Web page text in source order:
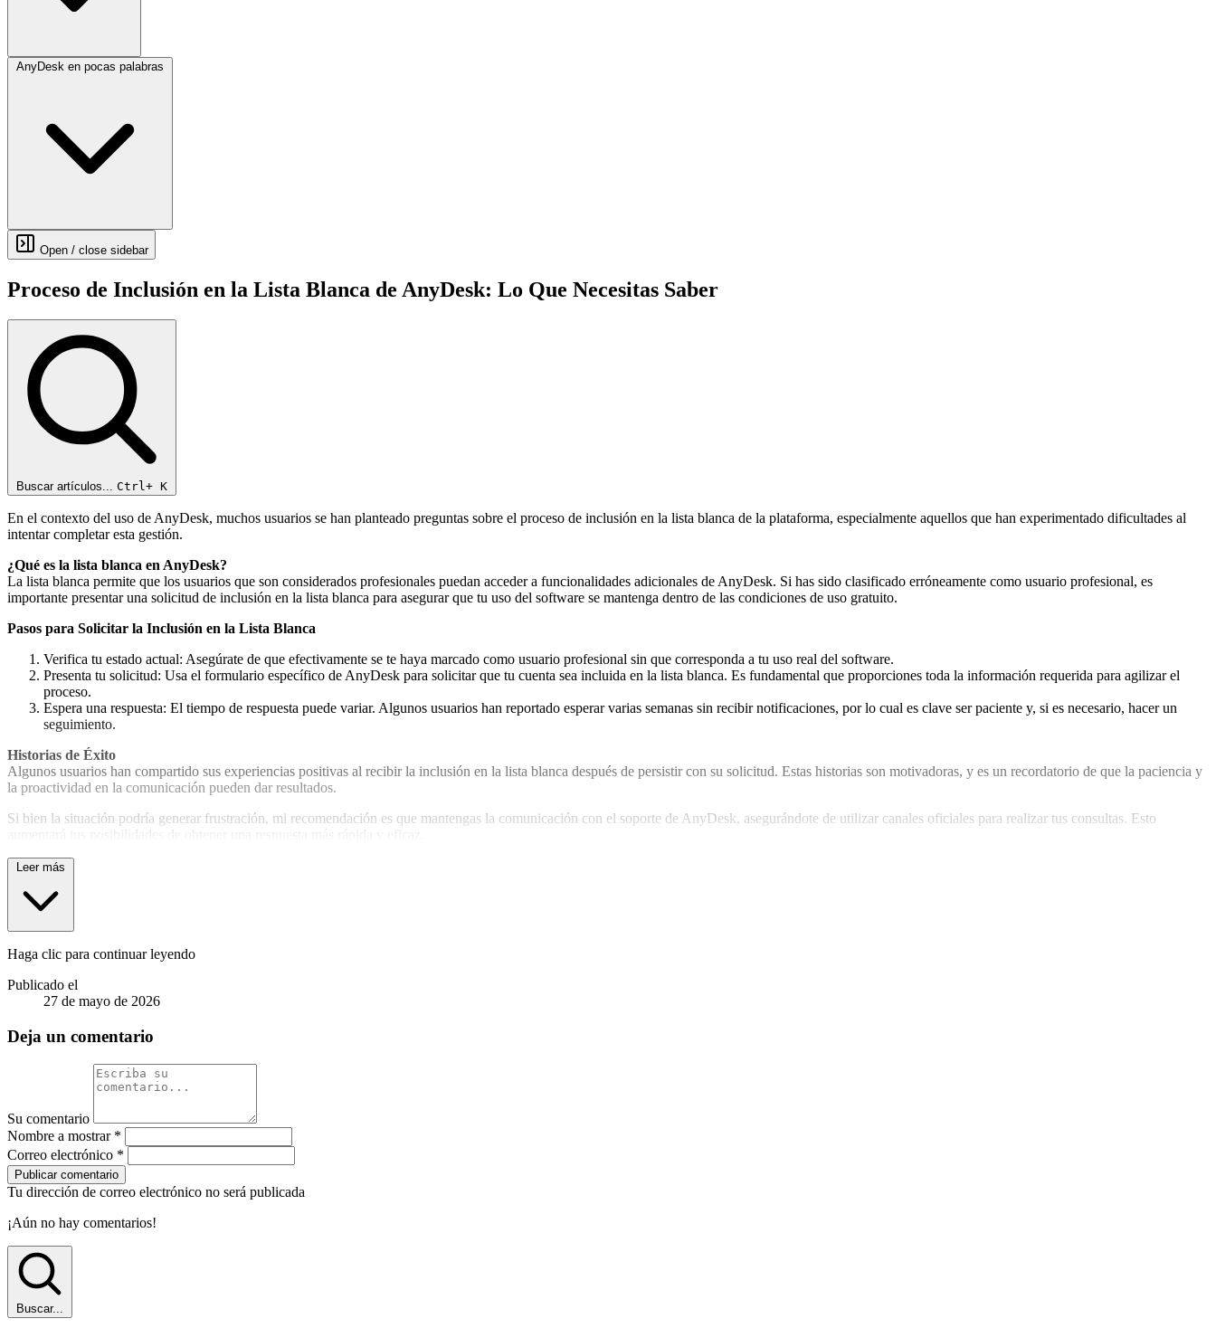
AnyDesk en pocas palabras
Open / close sidebar
Proceso de Inclusión en la Lista Blanca de AnyDesk: Lo Que Necesitas Saber
Buscar artículos... Ctrl+ K
En el contexto del uso de AnyDesk, muchos usuarios se han planteado preguntas sobre el proceso de inclusión en la lista blanca de la plataforma, especialmente aquellos que han experimentado dificultades al
intentar completar esta gestión.
¿Qué es la lista blanca en AnyDesk?
La lista blanca permite que los usuarios que son considerados profesionales puedan acceder a funcionalidades adicionales de AnyDesk. Si has sido clasificado erróneamente como usuario profesional, es
importante presentar una solicitud de inclusión en la lista blanca para asegurar que tu uso del software se mantenga dentro de las condiciones de uso gratuito.
Pasos para Solicitar la Inclusión en la Lista Blanca
Verifica tu estado actual: Asegúrate de que efectivamente se te haya marcado como usuario profesional sin que corresponda a tu uso real del software.
Presenta tu solicitud: Usa el formulario específico de AnyDesk para solicitar que tu cuenta sea incluida en la lista blanca. Es fundamental que proporciones toda la información requerida para agilizar el
proceso.
Espera una respuesta: El tiempo de respuesta puede variar. Algunos usuarios han reportado esperar varias semanas sin recibir notificaciones, por lo cual es clave ser paciente y, si es necesario, hacer un
seguimiento.
Historias de Éxito
Algunos usuarios han compartido sus experiencias positivas al recibir la inclusión en la lista blanca después de persistir con su solicitud. Estas historias son motivadoras, y es un recordatorio de que la paciencia y
la proactividad en la comunicación pueden dar resultados.
Si bien la situación podría generar frustración, mi recomendación es que mantengas la comunicación con el soporte de AnyDesk, asegurándote de utilizar canales oficiales para realizar tus consultas. Esto
aumentará tus posibilidades de obtener una respuesta más rápida y eficaz.
Leer más
Haga clic para continuar leyendo
Publicado el
27 de mayo de 2026
Deja un comentario
Su comentario
Nombre a mostrar *
Correo electrónico *
Publicar comentario
Tu dirección de correo electrónico no será publicada
¡Aún no hay comentarios!
Buscar...